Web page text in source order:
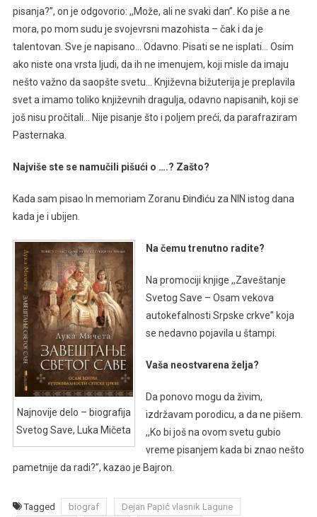
pisanja?”, on je odgovorio: ,,Može, ali ne svaki dan”. Ko piše a ne
mora, po mom sudu je svojevrsni mazohista – čak i da je
talentovan. Sve je napisano… Odavno. Pisati se ne isplati… Osim
ako niste ona vrsta ljudi, da ih ne imenujem, koji misle da imaju
nešto važno da saopšte svetu… Književna bižuterija je preplavila
svet a imamo toliko književnih dragulja, odavno napisanih, koji se
još nisu pročitali… Nije pisanje što i poljem preći, da parafraziram
Pasternaka.
Najviše ste se namučili pišući o ….? Zašto?
Kada sam pisao In memoriam Zoranu Đinđiću za NIN istog dana
kada je i ubijen.
Najnovije delo – biografija
Svetog Save, Luka Mičeta
Na čemu trenutno radite?
Na promociji knjige ,,Zaveštanje
Svetog Save – Osam vekova
autokefalnosti Srpske crkve” koja
se nedavno pojavila u štampi.
Vaša neostvarena želja?
Da ponovo mogu da živim,
izdržavam porodicu, a da ne pišem.
,,Ko bi još na ovom svetu gubio
vreme pisanjem kada bi znao nešto
pametnije da radi?”, kazao je Bajron.
Tagged biograf
Dejan Papić vlasnik Lagune